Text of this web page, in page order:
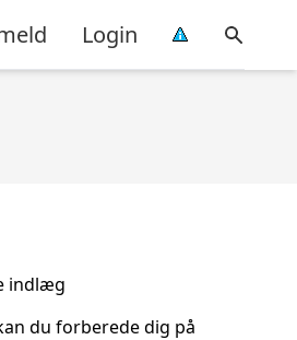
Login
indlæg
du forberede dig på